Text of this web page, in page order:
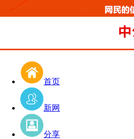
首页
新网
分享